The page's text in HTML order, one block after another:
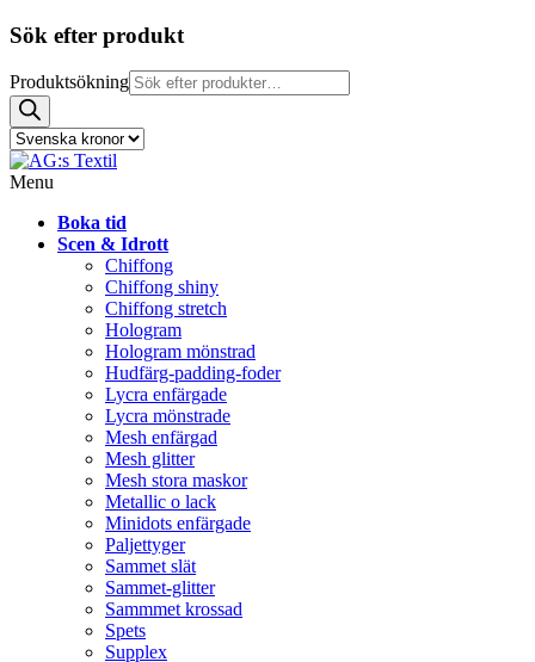
Sök efter produkt
Produktsökning
Menu
Boka tid
Scen & Idrott
Chiffong
Chiffong shiny
Chiffong stretch
Hologram
Hologram mönstrad
Hudfärg-padding-foder
Lycra enfärgade
Lycra mönstrade
Mesh enfärgad
Mesh glitter
Mesh stora maskor
Metallic o lack
Minidots enfärgade
Paljettyger
Sammet slät
Sammet-glitter
Sammmet krossad
Spets
Supplex